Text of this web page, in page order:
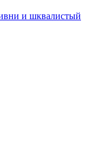
и шквалистый